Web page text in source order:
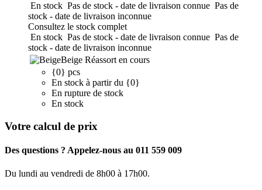
En stock Pas de stock - date de livraison connue Pas de
stock - date de livraison inconnue
Consultez le stock complet
En stock Pas de stock - date de livraison connue Pas de
stock - date de livraison inconnue
Beige Réassort en cours
{0} pcs
En stock à partir du {0}
En rupture de stock
En stock
Votre calcul de prix
Des questions ? Appelez-nous au 011 559 009
Du lundi au vendredi de 8h00 à 17h00.